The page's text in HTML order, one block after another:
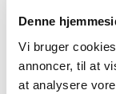
Denne
Vi bruger
annoncer, til at
at analysere
Afgørelse om
18. marts 2014
Vi har truffet